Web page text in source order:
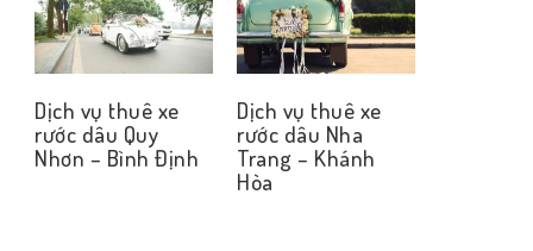
Dịch vụ thuê xe
rước dâu Quy
Nhơn – Bình Định
Dịch vụ thuê xe
rước dâu Nha
Trang – Khánh
Hòa